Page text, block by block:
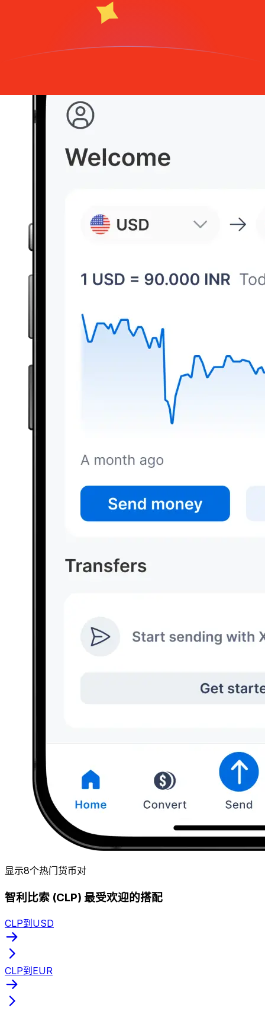
显示8个热门货币对
智利比索 (CLP) 最受欢迎的搭配
CLP到USD
CLP到EUR